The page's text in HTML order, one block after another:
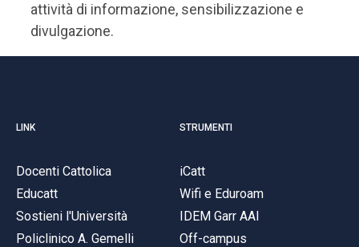
attività di informazione, sensibilizzazione e
divulgazione.
LINK
Docenti Cattolica
Educatt
Sostieni l'Università
Policlinico A. Gemelli
STRUMENTI
iCatt
Wifi e Eduroam
IDEM Garr AAI
Off-campus